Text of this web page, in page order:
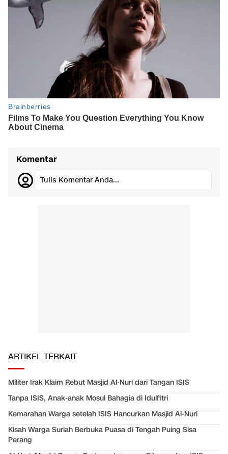
Komentar
Tulis Komentar Anda...
ARTIKEL TERKAIT
Militer Irak Klaim Rebut Masjid Al-Nuri dari Tangan ISIS
Tanpa ISIS, Anak-anak Mosul Bahagia di Idulfitri
Kemarahan Warga setelah ISIS Hancurkan Masjid Al-Nuri
Kisah Warga Suriah Berbuka Puasa di Tengah Puing Sisa
Perang